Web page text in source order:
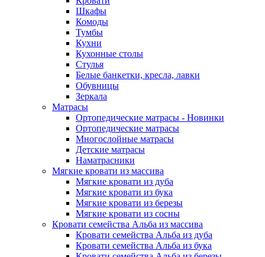
Шкафы
Комоды
Тумбы
Кухни
Кухонные столы
Стулья
Белые банкетки, кресла, лавки
Обувницы
Зеркала
Матрасы
Ортопедические матрасы - Новинки
Ортопедические матрасы
Многослойные матрасы
Детские матрасы
Наматрасники
Мягкие кровати из массива
Мягкие кровати из дуба
Мягкие кровати из бука
Мягкие кровати из березы
Мягкие кровати из сосны
Кровати семейства Альба из массива
Кровати семейства Альба из дуба
Кровати семейства Альба из бука